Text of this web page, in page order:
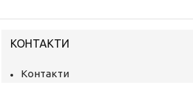
КОНТАКТИ
Контакти